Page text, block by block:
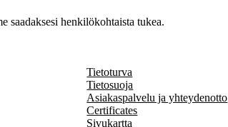
saadaksesi henkilökohtaista tukea.
Tietoturva
Tietosuoja
Asiakaspalvelu ja yhteydenotto
Certificates
Sivukartta